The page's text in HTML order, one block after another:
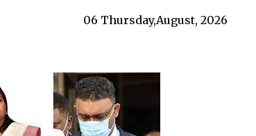
06 Thursday,August, 2026